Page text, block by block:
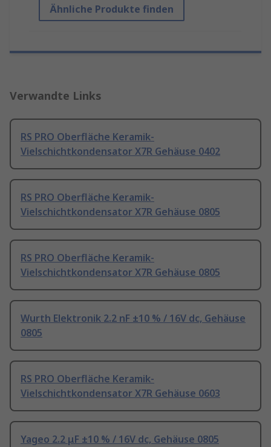
Ähnliche Produkte finden
Verwandte Links
RS PRO Oberfläche Keramik-
Vielschichtkondensator X7R Gehäuse 0402
RS PRO Oberfläche Keramik-
Vielschichtkondensator X7R Gehäuse 0805
RS PRO Oberfläche Keramik-
Vielschichtkondensator X7R Gehäuse 0805
Wurth Elektronik 2.2 nF ±10 % / 16V dc, Gehäuse
0805
RS PRO Oberfläche Keramik-
Vielschichtkondensator X7R Gehäuse 0603
Yageo 2.2 μF ±10 % / 16V dc, Gehäuse 0805